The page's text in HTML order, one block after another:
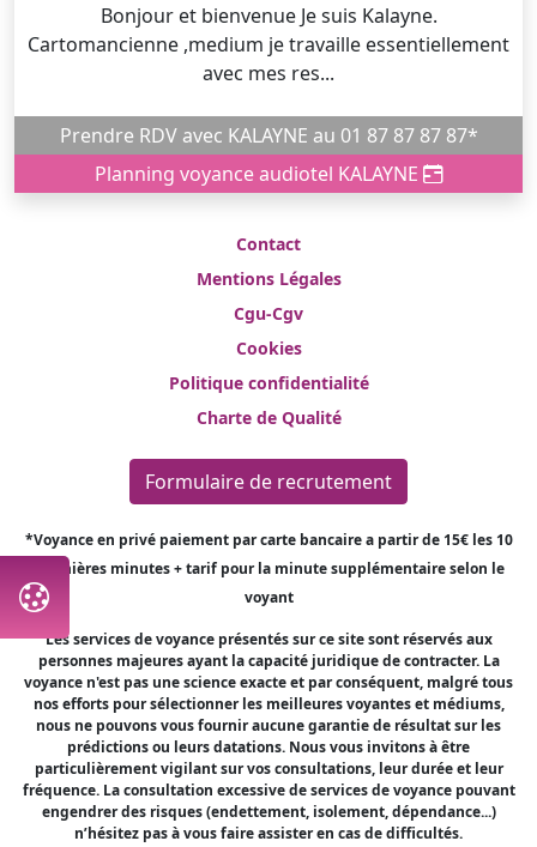
Bonjour et bienvenue Je suis Kalayne.
Cartomancienne ,medium je travaille essentiellement
avec mes res...
Prendre RDV avec KALAYNE au 01 87 87 87 87*
Planning voyance audiotel KALAYNE
Contact
Mentions Légales
Cgu-Cgv
Cookies
Politique confidentialité
Charte de Qualité
Formulaire de recrutement
*Voyance en privé paiement par carte bancaire a partir de 15€ les 10
premières minutes + tarif pour la minute supplémentaire selon le
voyant
Les services de voyance présentés sur ce site sont réservés aux
personnes majeures ayant la capacité juridique de contracter. La
voyance n'est pas une science exacte et par conséquent, malgré tous
nos efforts pour sélectionner les meilleures voyantes et médiums,
nous ne pouvons vous fournir aucune garantie de résultat sur les
prédictions ou leurs datations. Nous vous invitons à être
particulièrement vigilant sur vos consultations, leur durée et leur
fréquence. La consultation excessive de services de voyance pouvant
engendrer des risques (endettement, isolement, dépendance...)
n’hésitez pas à vous faire assister en cas de difficultés.